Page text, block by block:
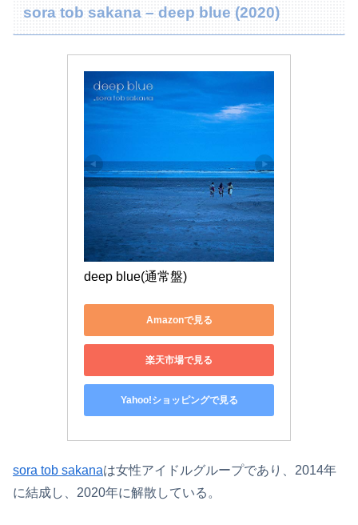
sora tob sakana – deep blue (2020)
deep blue(通常盤)
Amazonで見る
楽天市場で見る
Yahoo!ショッピングで見る
sora tob sakanaは女性アイドルグループであり、2014年
に結成し、2020年に解散している。